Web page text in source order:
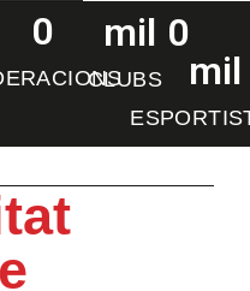
0 mil
CLUBS
0
mil